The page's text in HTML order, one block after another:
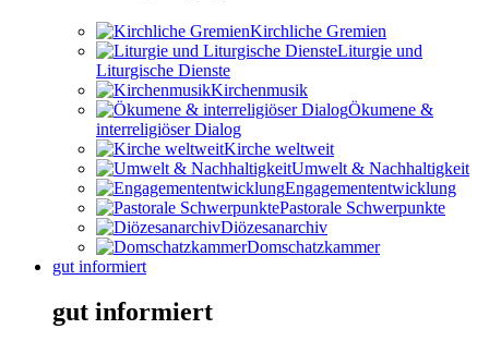
Kirchliche Gremien
Liturgie und
Liturgische Dienste
Kirchenmusik
Ökumene &
interreligiöser Dialog
Kirche weltweit
Umwelt & Nachhaltigkeit
Engagemententwicklung
Pastorale Schwerpunkte
Diözesanarchiv
Domschatzkammer
gut informiert
gut informiert